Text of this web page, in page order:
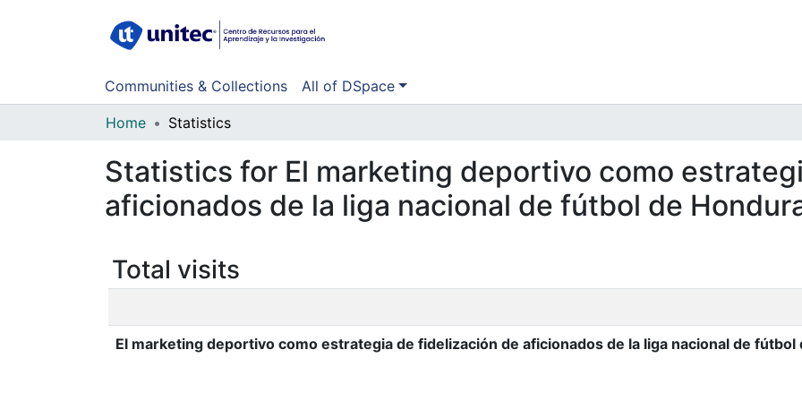
Communities & Collections All of DSpace
Home Statistics
Statistics for El marketing deportivo como
aficionados de la liga nacional de fútbol de
Total visits
El marketing deportivo como estrategia de fidelización de aficionados de la liga nacional de fútbol